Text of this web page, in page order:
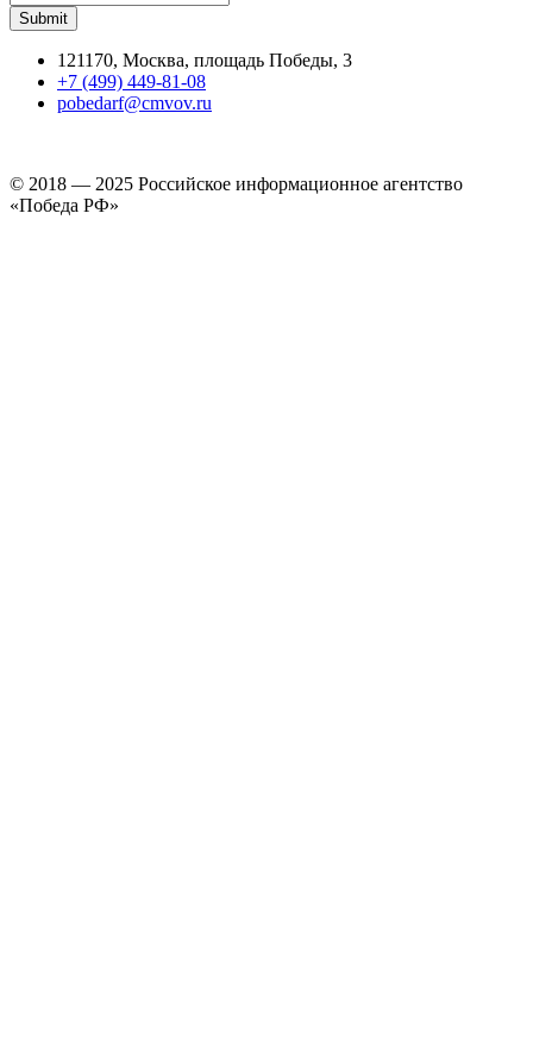
121170, Москва, площадь Победы, 3
+7 (499) 449-81-08
pobedarf@cmvov.ru
© 2018 — 2025 Российское информационное агентство
«Победа РФ»